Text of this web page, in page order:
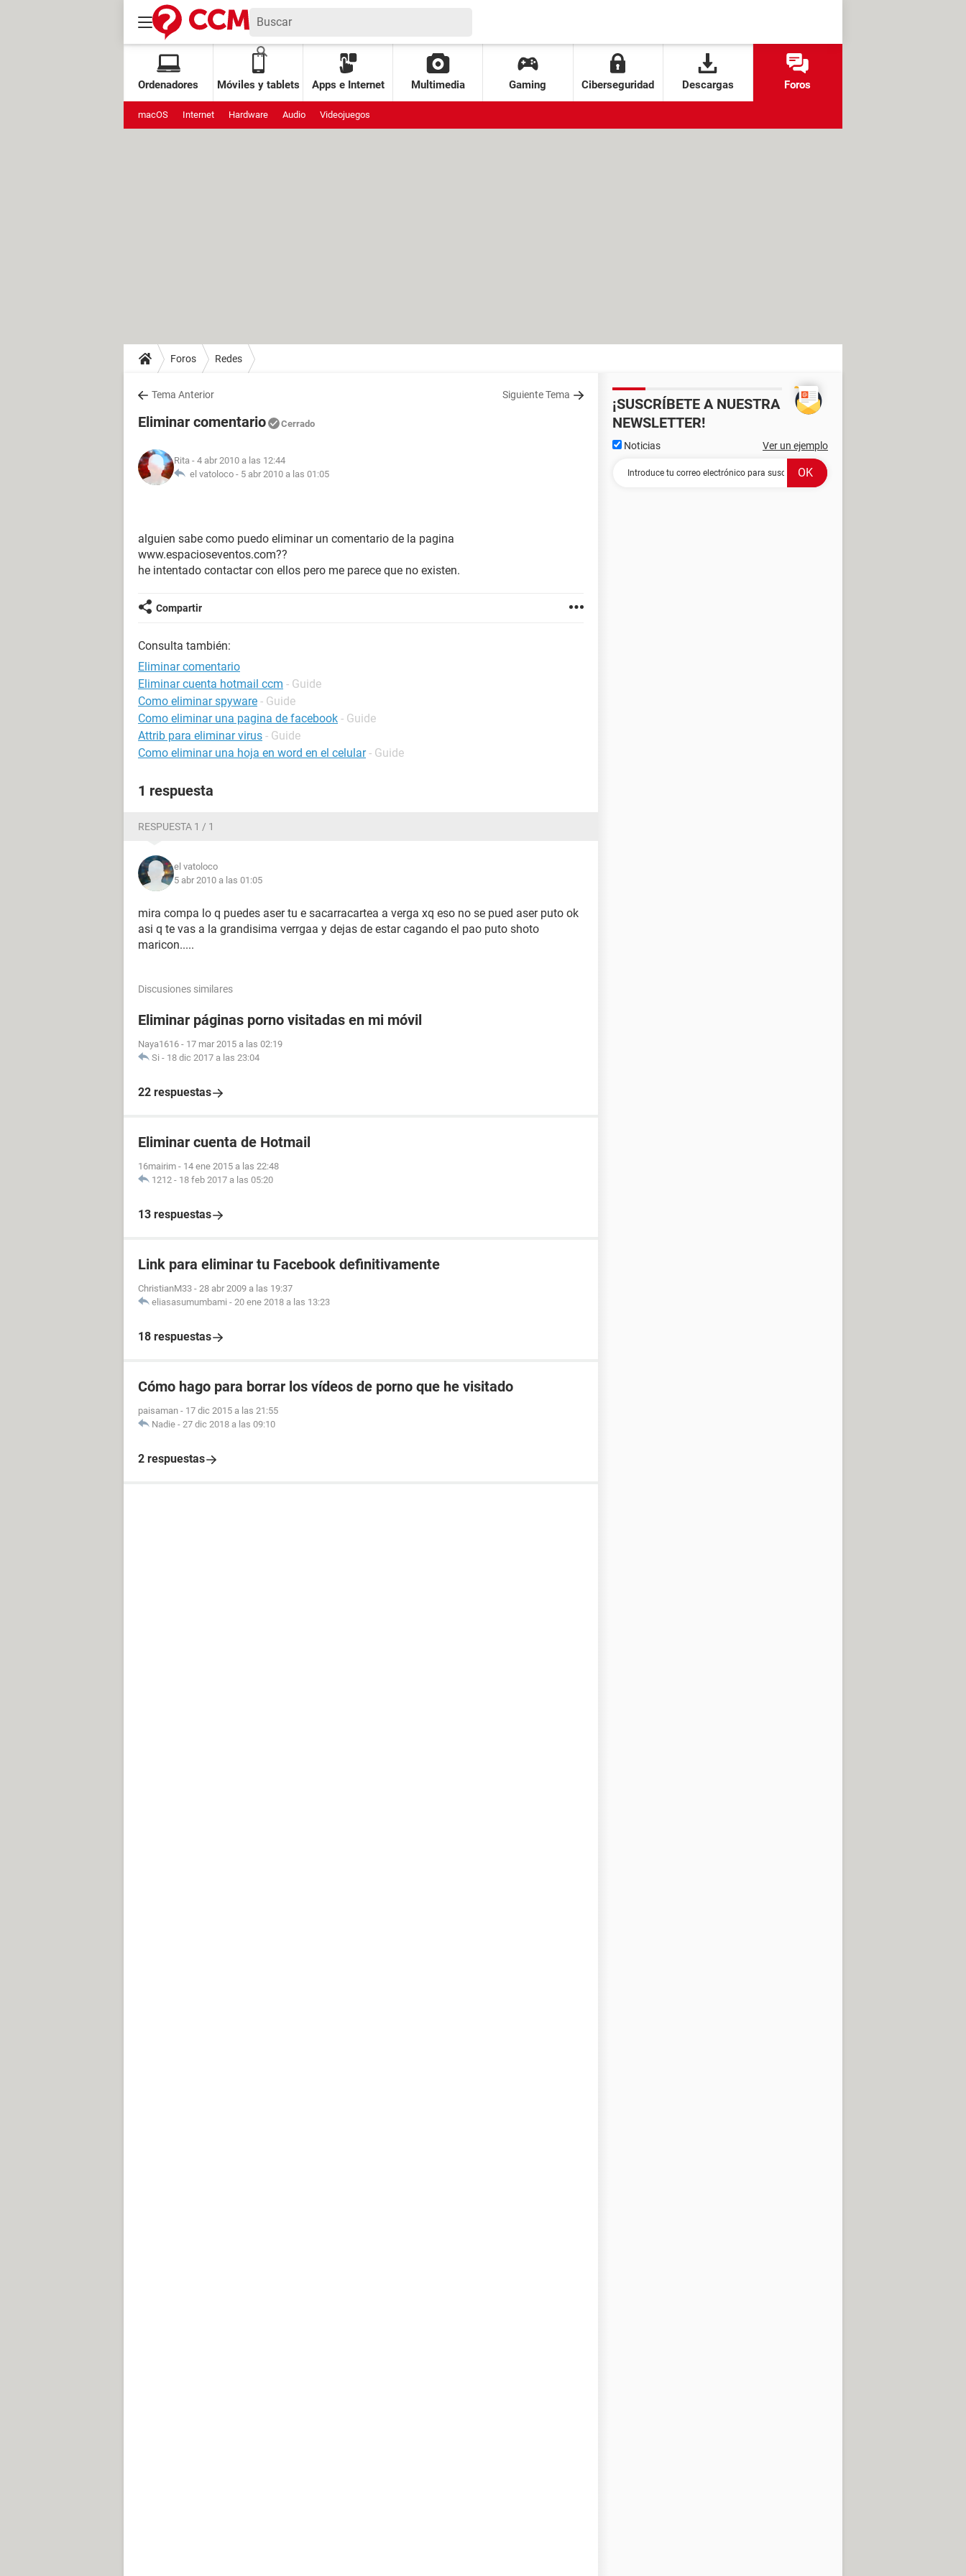
Ordenadores Móviles y tablets Apps e Internet Multimedia Gaming Ciberseguridad Descargas Foros
macOS Internet Hardware Audio Videojuegos
Foros Redes
Tema Anterior Siguiente Tema
Eliminar comentario Cerrado
Rita - 4 abr 2010 a las 12:44
el vatoloco - 5 abr 2010 a las 01:05
alguien sabe como puedo eliminar un comentario de la pagina
www.espacioseventos.com??
he intentado contactar con ellos pero me parece que no existen.
Compartir
Consulta también:
Eliminar comentario
Eliminar cuenta hotmail ccm - Guide
Como eliminar spyware - Guide
Como eliminar una pagina de facebook - Guide
Attrib para eliminar virus - Guide
Como eliminar una hoja en word en el celular - Guide
1 respuesta
RESPUESTA 1 / 1
el vatoloco
5 abr 2010 a las 01:05
mira compa lo q puedes aser tu e sacarracartea a verga xq eso no se pued aser puto ok
asi q te vas a la grandisima verrgaa y dejas de estar cagando el pao puto shoto
maricon.....
Discusiones similares
Eliminar páginas porno visitadas en mi móvil
Naya1616 - 17 mar 2015 a las 02:19
Si - 18 dic 2017 a las 23:04
22 respuestas
Eliminar cuenta de Hotmail
16mairim - 14 ene 2015 a las 22:48
1212 - 18 feb 2017 a las 05:20
13 respuestas
Link para eliminar tu Facebook definitivamente
ChristianM33 - 28 abr 2009 a las 19:37
eliasasumumbami - 20 ene 2018 a las 13:23
18 respuestas
Cómo hago para borrar los vídeos de porno que he visitado
paisaman - 17 dic 2015 a las 21:55
Nadie - 27 dic 2018 a las 09:10
2 respuestas
¡SUSCRÍBETE A NUESTRA
NEWSLETTER!
Noticias Ver un ejemplo